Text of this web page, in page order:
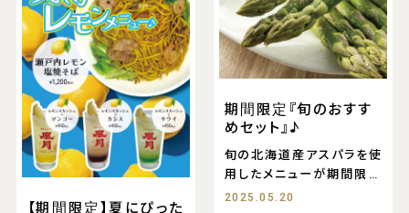
【期間限定】夏にぴった
期間限定『旬のおすす
めセット』♪
旬の北海道産アスパラを使
用したメニューが期間限定
で販売中です！
2025.05.20